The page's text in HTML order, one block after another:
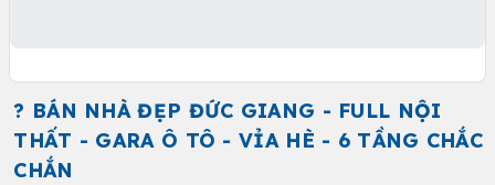
? BÁN NHÀ ĐẸP ĐỨC GIANG - FULL NỘI
THẤT - GARA Ô TÔ - VỈA HÈ - 6 TẦNG CHẮC
CHẮN